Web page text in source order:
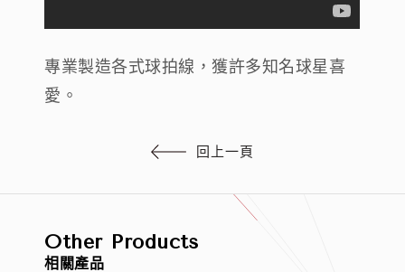
專業製造各式球拍線，獲許多知名球星喜
愛。
回上一頁
Other Products
相關產品